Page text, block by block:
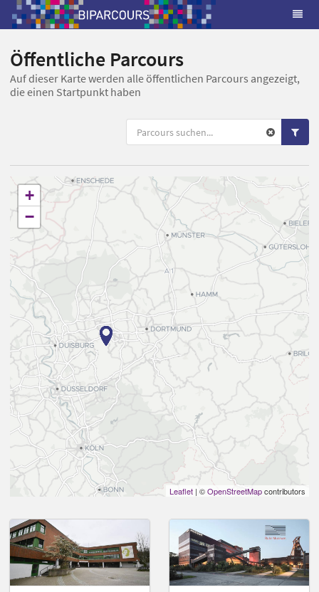
Öffentliche Parcours
Auf dieser Karte werden alle öffentlichen Parcours angezeigt,
die einen Startpunkt haben
+
−
Leaflet | ©OpenStreetMapcontributors